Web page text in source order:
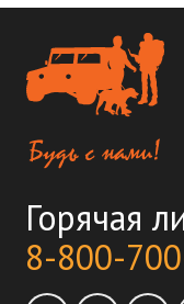
Горячая
8-800-